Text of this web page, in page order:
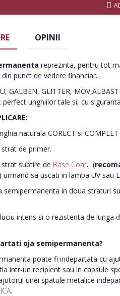
OPINII
reprezinta, pentru tot
din punct de vedere financiar.
GALBEN, GLITTER,
perfect unghiilor tale si, cu
naturala CORECT si
de primer.
subtire de Base Coat. (
urmand sa uscati in lampa UV sau
semipermanenta in doua straturi
intens si o rezistenta de lunga
oja semipermanenta?
poate fi indepartata cu
intr-un recipient sau in capsule
unei spatule metalice
.